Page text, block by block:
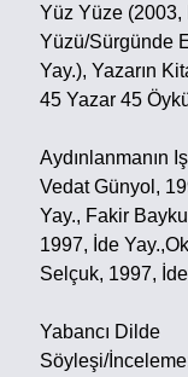
Yüz Yüze (2003,
Yüzü/Sürgünde
Yay.), Yazarın
45 Yazar 45
Aydınlanmanın
Vedat Günyol,
Yay., Fakir
1997, İde Yay.,
Selçuk, 1997,
Yabancı Dilde
Söyleşi/